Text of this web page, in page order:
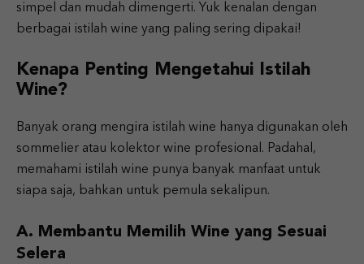
simpel dan mudah dimengerti. Yuk kenalan dengan
berbagai istilah wine yang paling sering dipakai!
Kenapa Penting Mengetahui Istilah
Wine?
Banyak orang mengira istilah wine hanya digunakan oleh
sommelier atau kolektor wine profesional. Padahal,
memahami istilah wine punya banyak manfaat untuk
siapa saja, bahkan untuk pemula sekalipun.
A. Membantu Memilih Wine yang Sesuai
Selera